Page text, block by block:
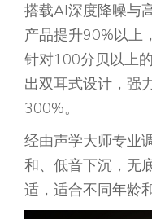
搭载AI深度降噪与
产品提升90%以上
针对100分贝以上
出双耳式设计，强
300%。
经由声学大师专业
和、低音下沉，无
适，适合不同年龄